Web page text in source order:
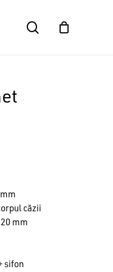
search
căzii
mm
sifon